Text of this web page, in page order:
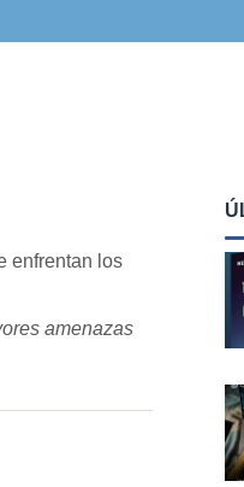
enfrentan los
amenazas